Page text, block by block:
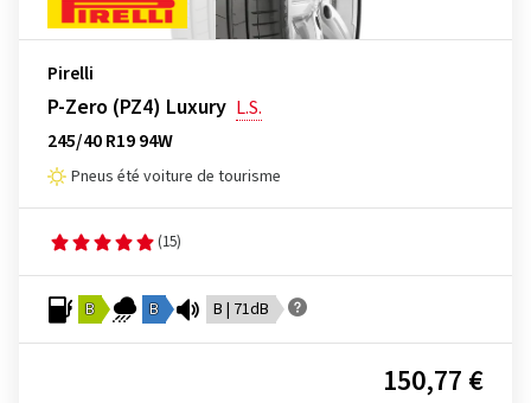
Pirelli
P-Zero (PZ4) Luxury L.S.
245/40 R19 94W
Pneus été voiture de tourisme
(15)
B B B | 71dB
150,77 €